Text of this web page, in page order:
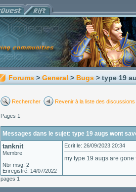
Forums > General > Bugs > type 19
Rechercher Revenir à la liste des discussions
Pages 1
Messages dans le sujet: type 19 augs wont
tanknit
Membre
Nbr msg: 2
Enregistré: 14/07/2022
Ecrit le: 26/09/2023 20:34
my type 19 augs are
pages 1